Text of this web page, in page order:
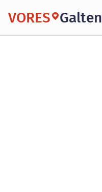
VORES Galten